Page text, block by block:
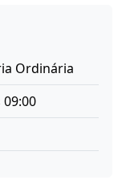
Ordinária